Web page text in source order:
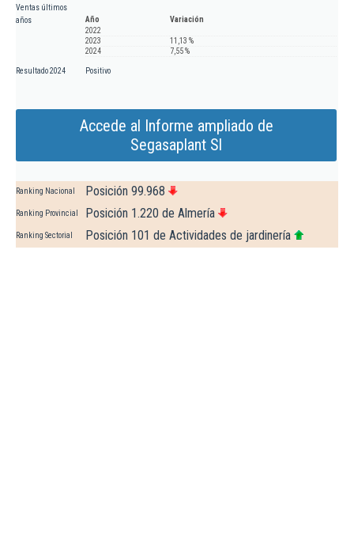
Ventas últimos
años
Año
Variación
2022
2023
11,13 %
2024
7,55 %
Resultado 2024 Positivo
Accede al Informe ampliado de
Segasaplant Sl
Ranking Nacional Posición 99.968
Ranking Provincial Posición 1.220 de Almería
Ranking Sectorial Posición 101 de Actividades de jardinería